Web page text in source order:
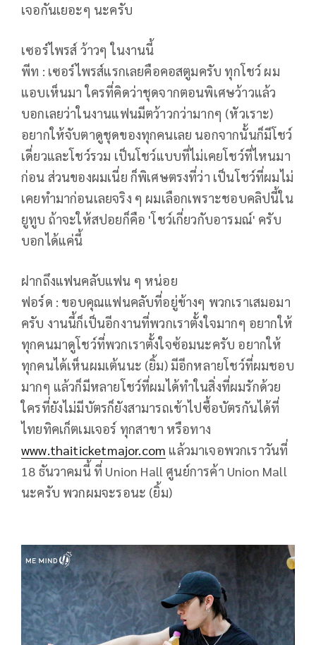
เจอกันเยอะๆ นะครับ
เซอร์ไพรส์ ว้าวๆ ในงานนี้
พีท : เซอร์ไพรส์แรกเลยคือคอสตูมครับ ทุกโชว์ ผม
แอบเห็นมา ใครที่คิดว่าชุดจากตอนพิเศษว้าวแล้ว
บอกเลยว่าในงานแฟนมีตว้าวกว่ามากๆ (หัวเราะ)
อยากให้จับตาดูชุดของทุกคนเลย นอกจากนั้นก็มีโชว์
เดี่ยวและโชว์รวม เป็นโชว์แบบที่ไม่เคยโชว์ที่ไหนมา
ก่อน ส่วนของผมเนี่ย ก็พิเศษตรงที่ว่า เป็นโชว์ที่ผมไม่
เคยทำมาก่อนเลยจริง ๆ ผมเลือกเพราะชอบคลิปนี้ใน
ยูทูบ ถ้าจะให้สปอยก็คือ 'โชว์เกี่ยวกับอารมณ์' ครับ
บอกได้แค่นี้
ฝากถึงแฟนคลับแฟน ๆ หน่อย
ฟอร์ด : ขอบคุณแฟนคลับที่อยู่ข้างๆ พวกเราเสมอมา
ครับ งานนี้ก็เป็นอีกงานที่พวกเราตั้งใจมากๆ อยากให้
ทุกคนมาดูโชว์ที่พวกเราตั้งใจซ้อมนะครับ อยากให้
ทุกคนได้เห็นผมเต้นนะ (ยิ้ม) มีอีกหลายโชว์ที่ผมชอบ
มากๆ แล้วก็มีหลายโชว์ที่ผมได้ทำในสิ่งที่ผมรักด้วย
ใครที่ยังไม่มีบัตรก็ยังสามารถเข้าไปซื้อบัตรกันได้ที่
ไทยทิคเก็ตเมเจอร์ ทุกสาขา หรือทาง
www.thaiticketmajor.com แล้วมาเจอพวกเราวันที่
18 ธันวาคมนี้ ที่ Union Hall ศูนย์การค้า Union Mall
นะครับ พวกผมจะรอนะ (ยิ้ม)